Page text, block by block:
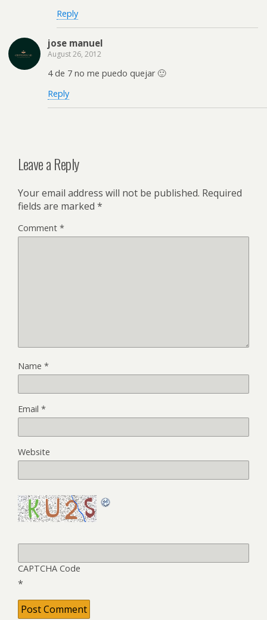
Reply
jose manuel
August 26, 2012
4 de 7 no me puedo quejar 🙂
Reply
Leave a Reply
Your email address will not be published. Required
fields are marked *
Comment *
Name *
Email *
Website
CAPTCHA Code
*